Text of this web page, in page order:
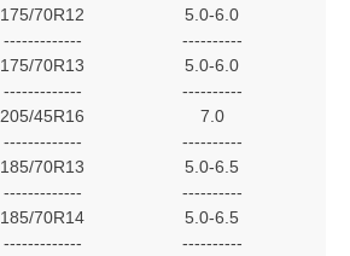
175/70R12
5.0-6.0
-------------
----------
175/70R13
5.0-6.0
-------------
----------
205/45R16
7.0
-------------
----------
185/70R13
5.0-6.5
-------------
----------
185/70R14
5.0-6.5
-------------
----------